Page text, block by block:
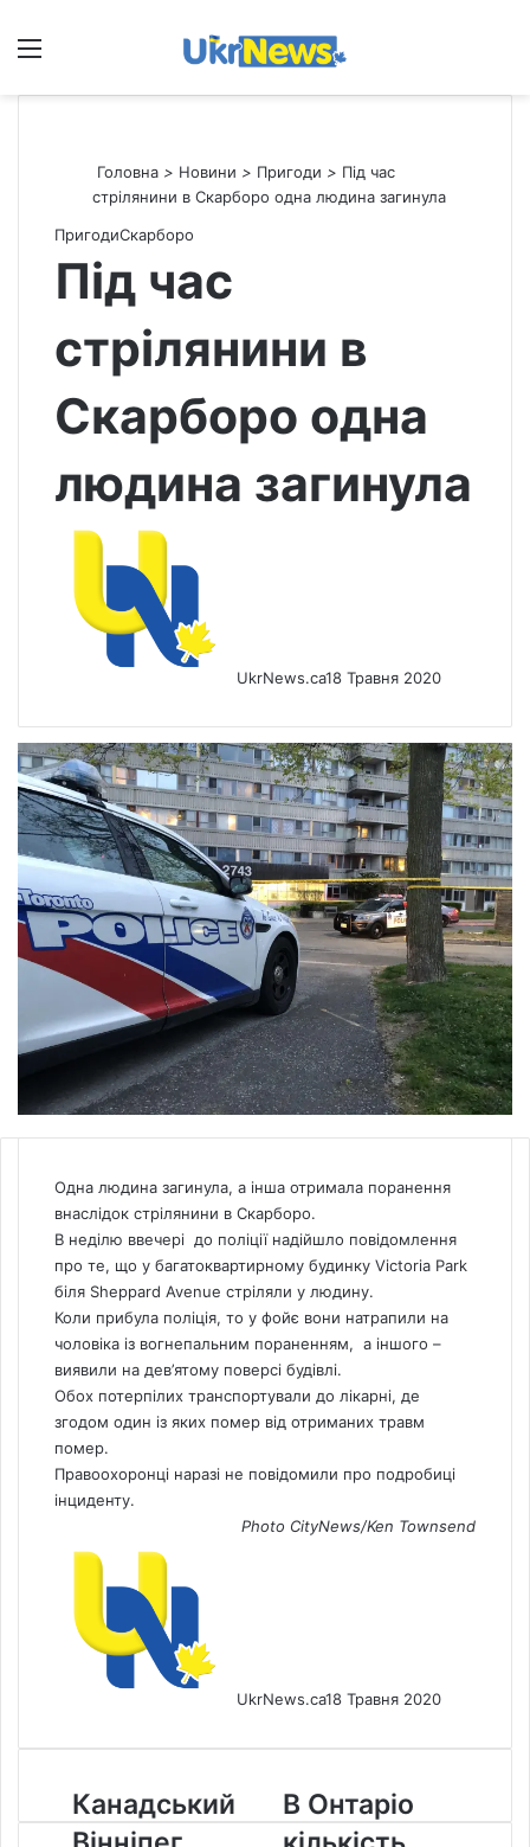
Меню
Головна > Новини > Пригоди > Під час
стрілянини в Скарборо одна людина загинула
ПригодиСкарборо
Під час
стрілянини в
Скарборо одна
людина загинула
UkrNews.ca18 Травня 2020
Одна людина загинула, а інша отримала поранення
внаслідок стрілянини в Скарборо.
В неділю ввечері до поліції надійшло повідомлення
про те, що у багатоквартирному будинку Victoria Park
біля Sheppard Avenue стріляли у людину.
Коли прибула поліція, то у фойє вони натрапили на
чоловіка із вогнепальним пораненням, а іншого –
виявили на дев’ятому поверсі будівлі.
Обох потерпілих транспортували до лікарні, де
згодом один із яких помер від отриманих травм
помер.
Правоохоронці наразі не повідомили про подробиці
інциденту.
Photo CityNews/Ken Townsend
UkrNews.ca18 Травня 2020
Канадський
Вінніпег
Канадський
В
Онтаріо
В Онтаріо